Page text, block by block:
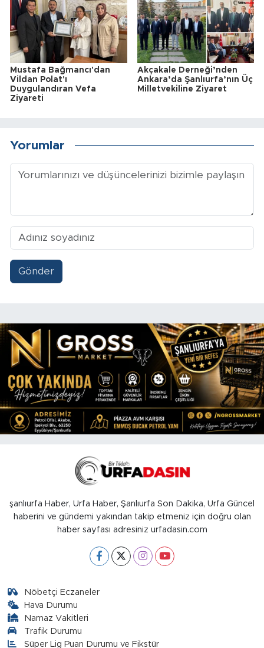
Mustafa Bağmancı'dan
Vildan Polat'ı
Duygulandıran Vefa
Ziyareti
Akçakale Derneği’nden
Ankara’da Şanlıurfa’nın Üç
Milletvekiline Ziyaret
Yorumlar
Gönder
şanlıurfa Haber, Urfa Haber, Şanlıurfa Son Dakika, Urfa Güncel
haberini ve gündemi yakından takip etmeniz için doğru olan
haber sayfası adresiniz urfadasin.com
Nöbetçi Eczaneler
Hava Durumu
Namaz Vakitleri
Trafik Durumu
Süper Lig Puan Durumu ve Fikstür